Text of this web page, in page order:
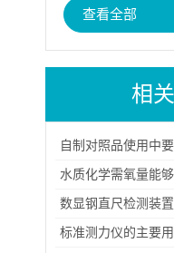
查看全部
相
水质化学需氧量能
数显钢直尺检测装
标准测力仪的主要用